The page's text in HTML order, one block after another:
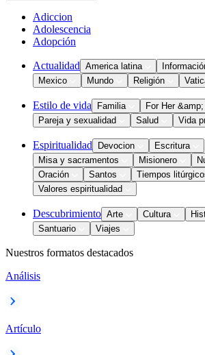
Adiccion
Adolescencia
Adopción
Actualidad America latina
Mexico
Mundo Religión
Estilo de vida Familia
For Her
Pareja y sexualidad
Salud Vida
Espiritualidad Devocion
Escritura
Misa y sacramentos
Misionero
Oración
Santos
Tiempos
Valores espiritualidad
Descubrimiento Arte Cultura
Santuario
Viajes
Nuestros formatos destacados
Análisis
Artículo